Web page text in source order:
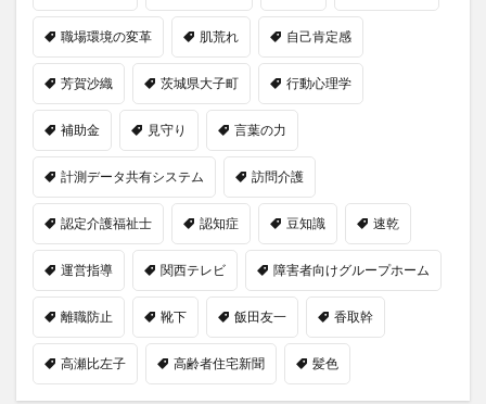
職場環境の変革 肌荒れ 自己肯定感
芳賀沙織 茨城県大子町 行動心理学
補助金 見守り 言葉の力
計測データ共有システム 訪問介護
認定介護福祉士 認知症 豆知識 速乾
運営指導 関西テレビ 障害者向けグループホーム
離職防止 靴下 飯田友一 香取幹
高瀬比左子 高齢者住宅新聞 髪色